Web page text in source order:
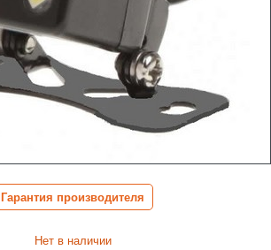
Гарантия производителя
Нет в наличии